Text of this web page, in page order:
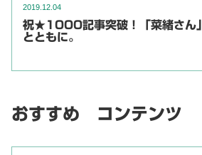
2019.12.04
祝★1000記事突破！「菜緒さん
とともに。
おすすめ コンテンツ